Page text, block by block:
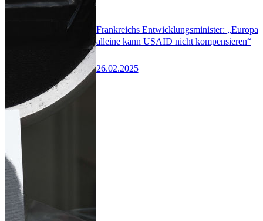
Frankreichs Entwicklungsminister: „Europa
alleine kann USAID nicht kompensieren“
26.02.2025